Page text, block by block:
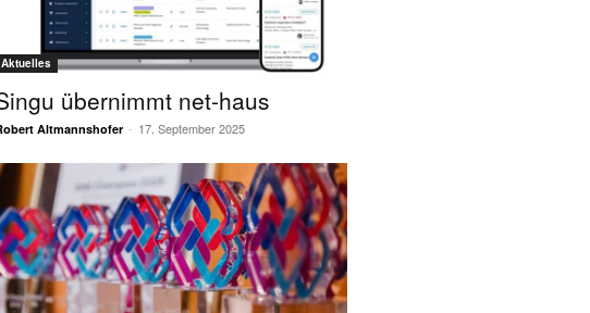
Aktuelles
übernimmt net-haus
Altmannshofer - 17. September 2025